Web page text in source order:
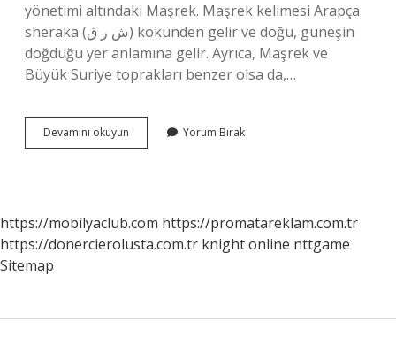
yönetimi altındaki Maşrek. Maşrek kelimesi Arapça
sheraka (ش ر ق) kökünden gelir ve doğu, güneşin
doğduğu yer anlamına gelir. Ayrıca, Maşrek ve
Büyük Suriye toprakları benzer olsa da,…
Devamını okuyun Meşrebe
Ne
Yorum Bırak
https://mobilyaclub.com https://promatareklam.com.tr
https://donercierolusta.com.tr knight online nttgame
Sitemap